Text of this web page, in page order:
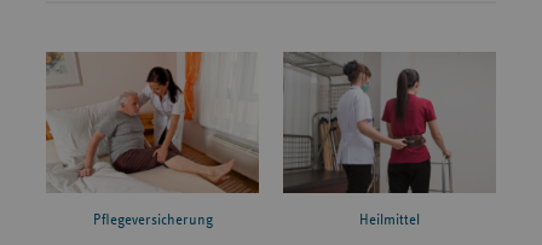
Pflegeversicherung Heilmittel